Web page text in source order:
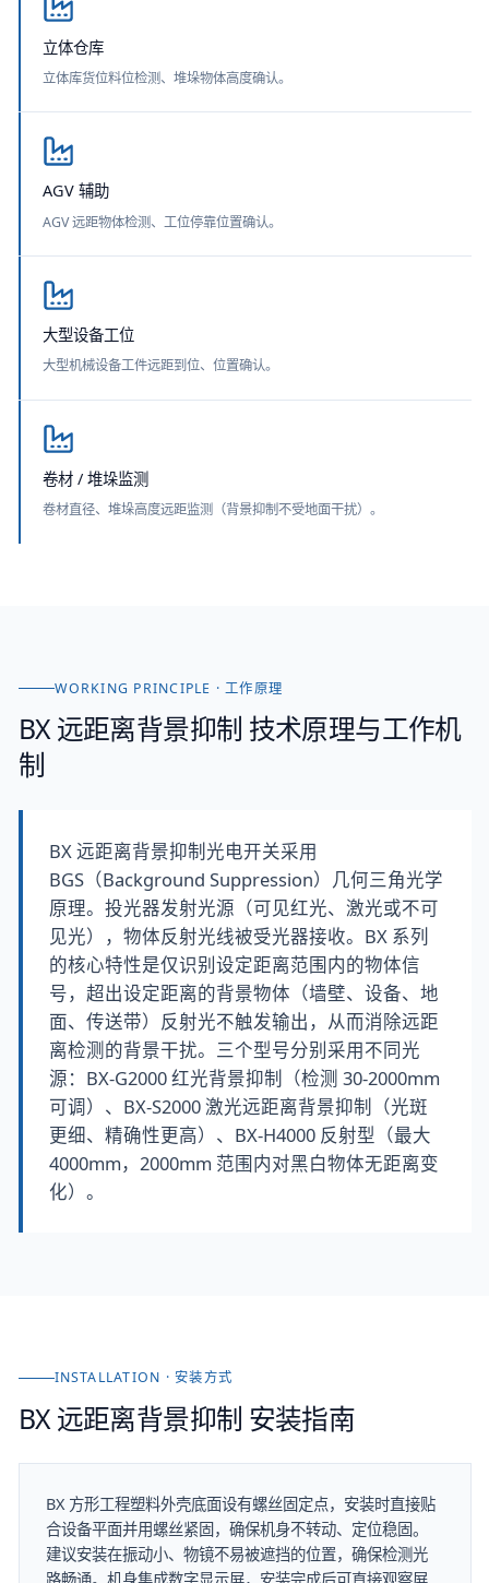
立体仓库
立体库货位料位检测、堆垛物体高度确认。
AGV 辅助
AGV 远距物体检测、工位停靠位置确认。
大型设备工位
大型机械设备工件远距到位、位置确认。
卷材 / 堆垛监测
卷材直径、堆垛高度远距监测（背景抑制不受地面干扰）。
WORKING PRINCIPLE · 工作原理
BX 远距离背景抑制 技术原理与工作机
制
BX 远距离背景抑制光电开关采用
BGS（Background Suppression）几何三角光学
原理。投光器发射光源（可见红光、激光或不可
见光），物体反射光线被受光器接收。BX 系列
的核心特性是仅识别设定距离范围内的物体信
号，超出设定距离的背景物体（墙壁、设备、地
面、传送带）反射光不触发输出，从而消除远距
离检测的背景干扰。三个型号分别采用不同光
源：BX-G2000 红光背景抑制（检测 30-2000mm
可调）、BX-S2000 激光远距离背景抑制（光斑
更细、精确性更高）、BX-H4000 反射型（最大
4000mm，2000mm 范围内对黑白物体无距离变
化）。
INSTALLATION · 安装方式
BX 远距离背景抑制 安装指南
BX 方形工程塑料外壳底面设有螺丝固定点，安装时直接贴
合设备平面并用螺丝紧固，确保机身不转动、定位稳固。
建议安装在振动小、物镜不易被遮挡的位置，确保检测光